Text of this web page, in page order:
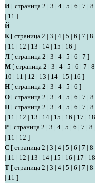
И [ страница 2 | 3 | 4 | 5 | 6 | 7 | 8
| 11 ]
Й
К[ страница 2 | 3 | 4 | 5 | 6 | 7 | 8
| 11 | 12 | 13 | 14 | 15 | 16 ]
Л [ страница 2 | 3 | 4 | 5 | 6 | 7 ]
М [ страница 2 | 3 | 4 | 5 | 6 | 7 | 8
10 | 11 | 12 | 13 | 14 | 15 | 16 ]
Н [ страница 2 | 3 | 4 | 5 | 6 ]
О [ страница 2 | 3 | 4 | 5 | 6 | 7 | 8
П [ страница 2 | 3 | 4 | 5 | 6 | 7 | 8
| 11 | 12 | 13 | 14 | 15 | 16 | 17 | 18
Р [ страница 2 | 3 | 4 | 5 | 6 | 7 | 8
| 11 | 12 ]
С [ страница 2 | 3 | 4 | 5 | 6 | 7 | 8
| 11 | 12 | 13 | 14 | 15 | 16 | 17 | 18
Т [ страница 2 | 3 | 4 | 5 | 6 | 7 | 8
| 11 ]